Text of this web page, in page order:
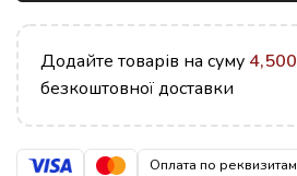
Додайте товарів на суму 4,500
безкоштовної доставки
Оплата по реквизитам